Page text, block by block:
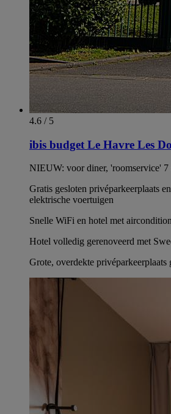
4.6 / 5
ibis budget Le Havre Les
NIEUW: voor diner, 'roomservice' 7
Gratis gesloten privéparkeerplaats
elektrische voertuigen
Snelle WiFi en hotel met
Hotel volledig gerenoveerd met
Grote, overdekte privéparkeerplaats